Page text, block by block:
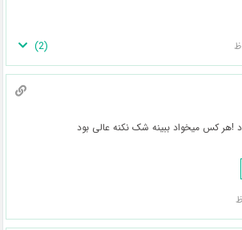
(
2
)
!هر کس میخواد ببینه شک نکنه عالی بود